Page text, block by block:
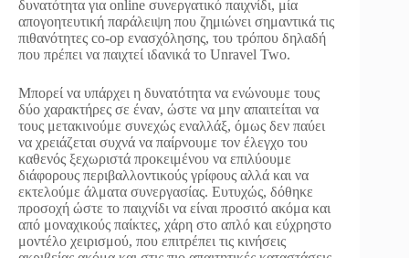
δυνατότητα για online συνεργατικό παιχνίδι, μία
απογοητευτική παράλειψη που ζημιώνει σημαντικά τις
πιθανότητες co-op ενασχόλησης, του τρόπου δηλαδή
που πρέπει να παιχτεί ιδανικά το Unravel Two.
Μπορεί να υπάρχει η δυνατότητα να ενώνουμε τους
δύο χαρακτήρες σε έναν, ώστε να μην απαιτείται να
τους μετακινούμε συνεχώς εναλλάξ, όμως δεν παύει
να χρειάζεται συχνά να παίρνουμε τον έλεγχο του
καθενός ξεχωριστά προκειμένου να επιλύουμε
διάφορους περιβαλλοντικούς γρίφους αλλά και να
εκτελούμε άλματα συνεργασίας. Ευτυχώς, δόθηκε
προσοχή ώστε το παιχνίδι να είναι προσιτό ακόμα και
από μοναχικούς παίκτες, χάρη στο απλό και εύχρηστο
μοντέλο χειρισμού, που επιτρέπει τις κινήσεις